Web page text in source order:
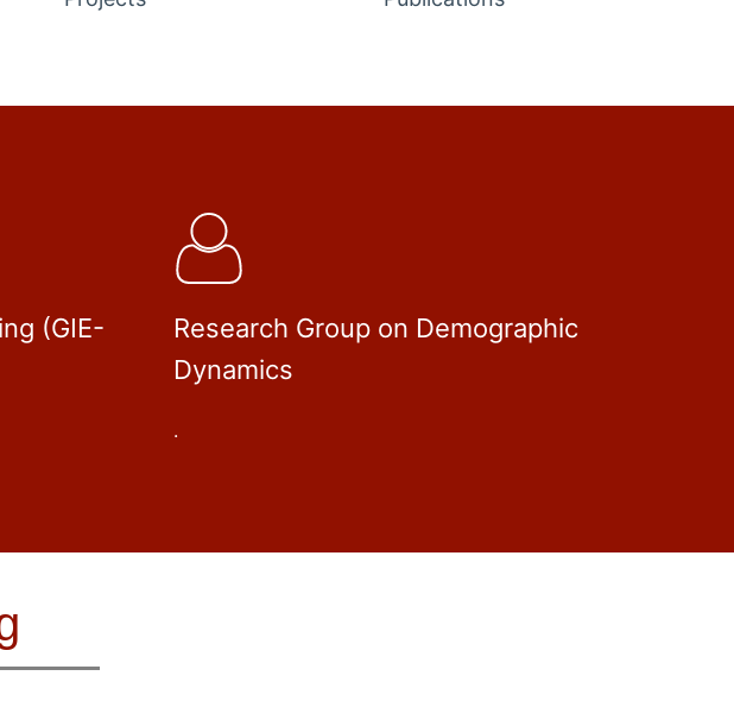
(GIE-
Research Group on Demographic
Dynamics
.